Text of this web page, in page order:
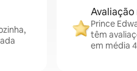
Avaliação
Prince
têm
em média